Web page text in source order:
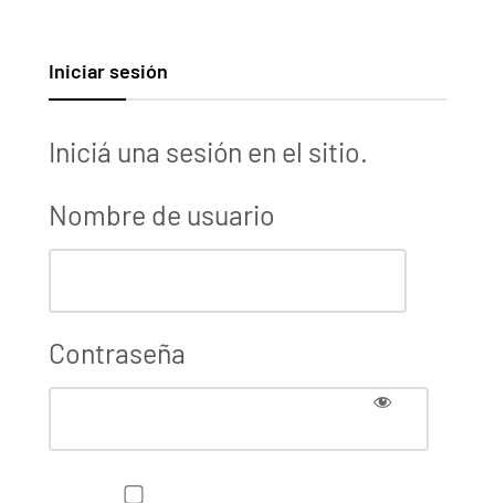
Iniciar sesión
Iniciá una sesión en el sitio.
Nombre de usuario
Contraseña